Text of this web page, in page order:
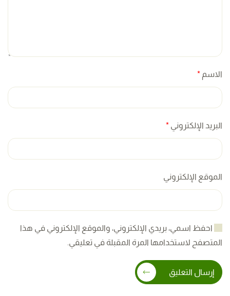
الاسم *
البريد الإلكتروني *
الموقع الإلكتروني
احفظ اسمي، بريدي الإلكتروني، والموقع الإلكتروني في هذا
المتصفح لاستخدامها المرة المقبلة في تعليقي.
إرسال التعليق